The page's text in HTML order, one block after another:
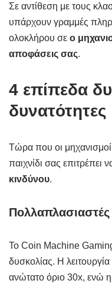
Σε αντίθεση με τους
υπάρχουν γραμμές
ολοκλήρου σε ο
αποφάσεις σας.
4 επίπεδα
Τώρα που οι
παιχνίδι σας επιτρέπει
κινδύνου.
Το Coin Machine
δυσκολίας. Η
ανώτατο όριο 30x, ενώ η